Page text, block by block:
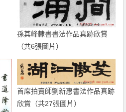
孫其峰隸書書法作品真跡欣賞
（共6張圖片）
首席拍賣師劉新惠書法作品真跡
欣賞（共27張圖片）